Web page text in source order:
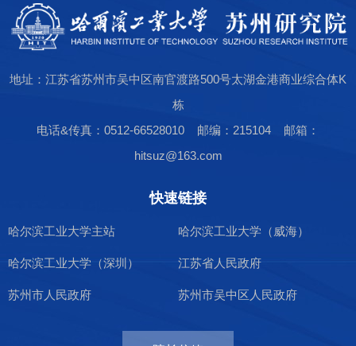
地址：江苏省苏州市吴中区南官渡路500号太湖金港商业综合体K
栋
电话&传真：0512-66528010 邮编：215104 邮箱：
hitsuz@163.com
快速链接
哈尔滨工业大学主站 哈尔滨工业大学（威海）
哈尔滨工业大学（深圳） 江苏省人民政府
苏州市人民政府 苏州市吴中区人民政府